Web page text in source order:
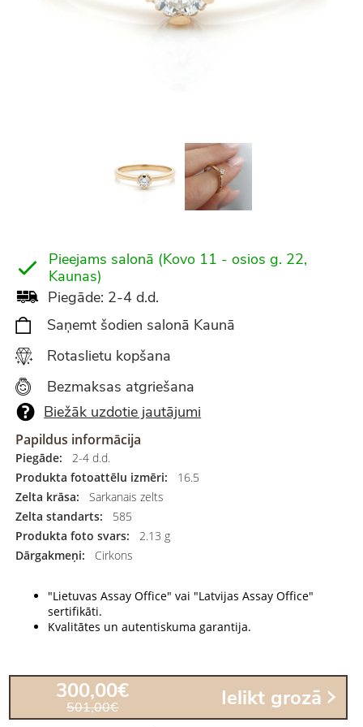
Pieejams salonā (Kovo 11 - osios g. 22,
Kaunas)
Piegāde: 2-4 d.d.
Saņemt šodien salonā Kaunā
Rotaslietu kopšana
Bezmaksas atgriešana
Biežāk uzdotie jautājumi
Papildus informācija
Piegāde:
2-4 d.d.
Produkta fotoattēlu izmēri:
16.5
Zelta krāsa:
Sarkanais zelts
Zelta standarts:
585
Produkta foto svars:
2.13 g
Dārgakmeņi:
Cirkons
"Lietuvas Assay Office" vai "Latvijas Assay Office"
sertifikāti.
Kvalitātes un autentiskuma garantija.
300,00€
501,00€ Ielikt grozā